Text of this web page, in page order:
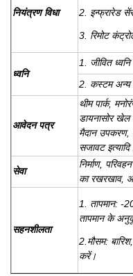
नियंत्रण विधा 2. इन्फ्रारेड
3. रिमोट
ध्वनि
1. जीवित
2. कस्टम अन्य
आवेदन पत्र
थीम पार्क,
डायनासोर
मैदान उपकरण,
सजावट
सेवा
निर्माण,
का रखरखाव,
सहनशीलता
1. तापमान: -
तापमान के
2.मौसम:
करें।